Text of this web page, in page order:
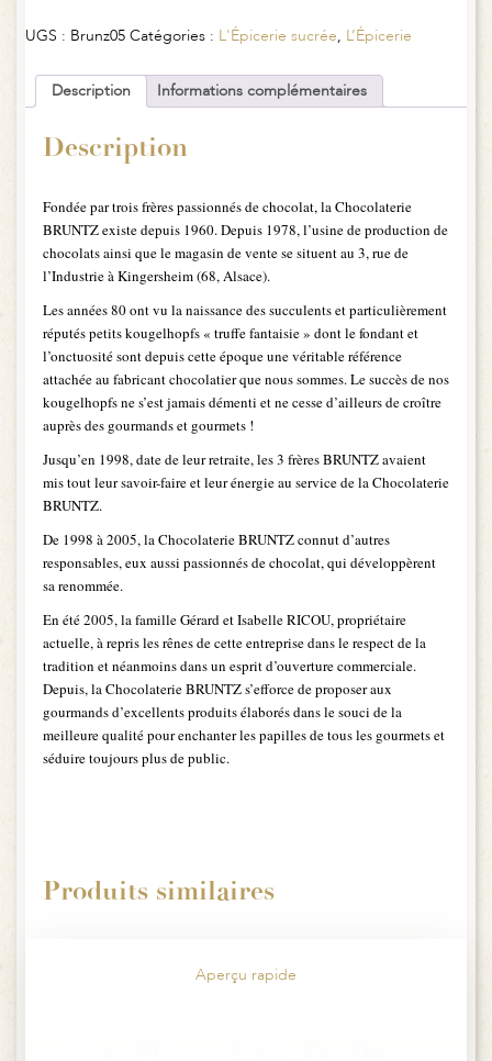
UGS : Brunz05 Catégories : L'Épicerie sucrée, L’Épicerie
Description Informations complémentaires
Description
Fondée par trois frères passionnés de chocolat, la Chocolaterie
BRUNTZ existe depuis 1960. Depuis 1978, l’usine de production de
chocolats ainsi que le magasin de vente se situent au 3, rue de
l’Industrie à Kingersheim (68, Alsace).
Les années 80 ont vu la naissance des succulents et particulièrement
réputés petits kougelhopfs « truffe fantaisie » dont le fondant et
l’onctuosité sont depuis cette époque une véritable référence
attachée au fabricant chocolatier que nous sommes. Le succès de nos
kougelhopfs ne s’est jamais démenti et ne cesse d’ailleurs de croître
auprès des gourmands et gourmets !
Jusqu’en 1998, date de leur retraite, les 3 frères BRUNTZ avaient
mis tout leur savoir-faire et leur énergie au service de la Chocolaterie
BRUNTZ.
De 1998 à 2005, la Chocolaterie BRUNTZ connut d’autres
responsables, eux aussi passionnés de chocolat, qui développèrent
sa renommée.
En été 2005, la famille Gérard et Isabelle RICOU, propriétaire
actuelle, à repris les rênes de cette entreprise dans le respect de la
tradition et néanmoins dans un esprit d’ouverture commerciale.
Depuis, la Chocolaterie BRUNTZ s’efforce de proposer aux
gourmands d’excellents produits élaborés dans le souci de la
meilleure qualité pour enchanter les papilles de tous les gourmets et
séduire toujours plus de public.
Produits similaires
Aperçu rapide